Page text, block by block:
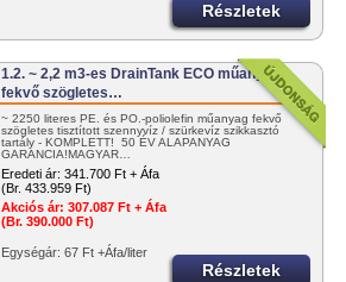
Részletek
1.2. ~ 2,2 m3-es DrainTank ECO műanyag -
fekvő szögletes…
~ 2250 literes PE. és PO.-poliolefin műanyag fekvő
szögletes tisztított szennyvíz / szürkevíz szikkasztó
tartály - KOMPLETT! 50 ÉV ALAPANYAG
GARANCIA!MAGYAR…
Eredeti ár: 341.700 Ft + Áfa
(Br. 433.959 Ft)
Akciós ár: 307.087 Ft + Áfa
(Br. 390.000 Ft)
Egységár: 67 Ft +Áfa/liter
Részletek